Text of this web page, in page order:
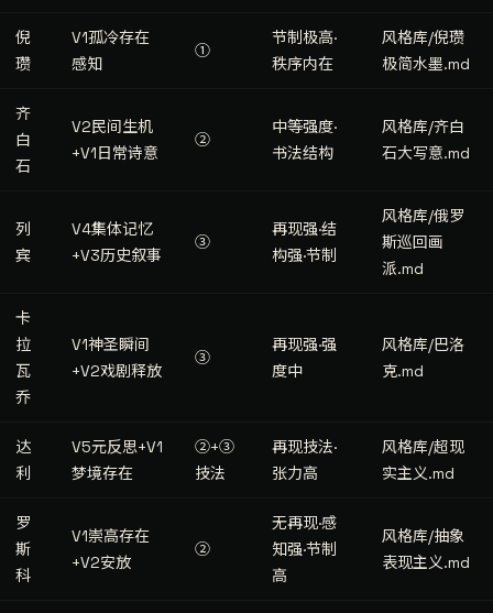
倪
瓒
V1孤冷存在
感知
①
节制极高·
秩序内在
风格库/倪瓒
极简水墨.md
齐
白
石
V2民间生机
+V1日常诗意
②
中等强度·
书法结构
风格库/齐白
石大写意.md
列
宾
V4集体记忆
+V3历史叙事
③
再现强·结
构强·节制
风格库/俄罗
斯巡回画
派.md
卡
拉
瓦
乔
V1神圣瞬间
+V2戏剧释放
③
再现强·强
度中
风格库/巴洛
克.md
达
利
V5元反思+V1
梦境存在
②+③
技法
再现技法·
张力高
风格库/超现
实主义.md
罗
斯
科
V1崇高存在
+V2安放
②
无再现·感
知强·节制
高
风格库/抽象
表现主义.md